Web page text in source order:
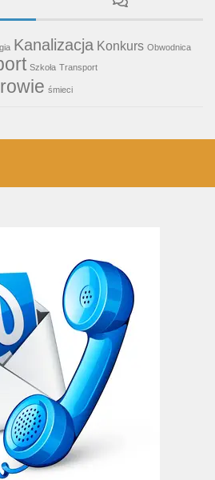
Kanalizacja Konkurs Obwodnica
Szkoła Transport
śmieci